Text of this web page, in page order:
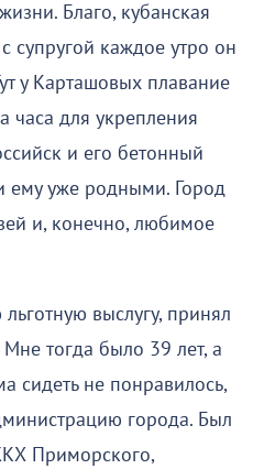
Благо, кубанская
супругой каждое утро он
у Карташовых плавание
часа для укрепления
и его бетонный
ему уже родными. Город
и, конечно, любимое
выслугу, принял
тогда было 39 лет, а
сидеть не понравилось,
города. Был
Приморского,